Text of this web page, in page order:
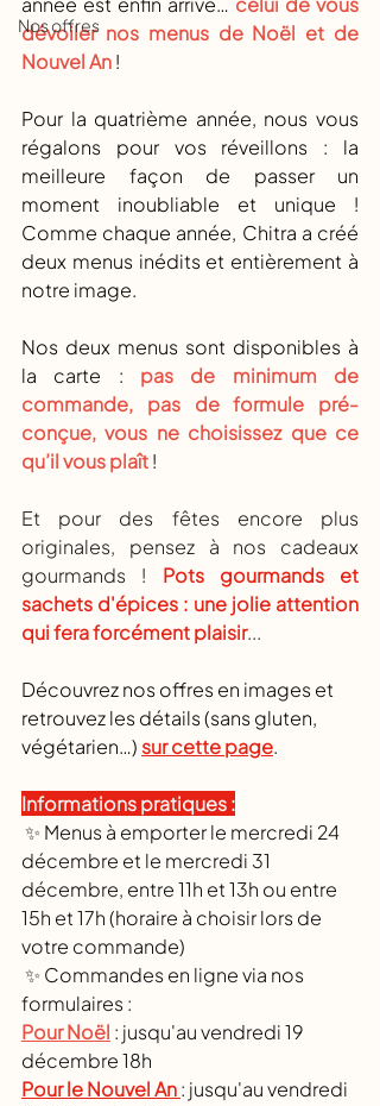
Nos offres
dévoiler nos menus de Noël et de
Nouvel An !
Pour la quatrième année, nous vous
régalons pour vos réveillons : la
meilleure façon de passer un
moment inoubliable et unique !
Comme chaque année, Chitra a créé
deux menus inédits et entièrement à
notre image.
Nos deux menus sont disponibles à
la carte : pas de minimum de
commande, pas de formule pré-
conçue, vous ne choisissez que ce
qu’il vous plaît !
Et pour des fêtes encore plus
originales, pensez à nos cadeaux
gourmands ! Pots gourmands et
sachets d'épices : une jolie attention
qui fera forcément plaisir...
Découvrez nos offres en images et
retrouvez les détails (sans gluten,
végétarien…) sur cette page.
Informations pratiques :
✨ Menus à emporter le mercredi 24
décembre et le mercredi 31
décembre, entre 11h et 13h ou entre
15h et 17h (horaire à choisir lors de
votre commande)
✨ Commandes en ligne via nos
formulaires :
Pour Noël : jusqu'au vendredi 19
décembre 18h
Pour le Nouvel An : jusqu'au vendredi